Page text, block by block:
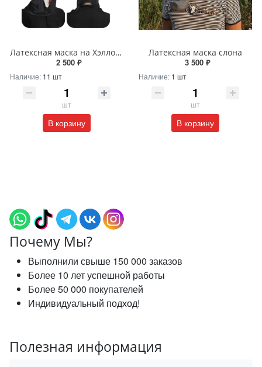
Латексная маска на Хэллоуин «Крик-наркоман»
2 500 ₽
Наличие: 11 шт
шт
В корзину
Латексная маска слона
3 500 ₽
Наличие: 1 шт
шт
В корзину
Почему Мы?
Выполнили свыше 150 000 заказов
Более 10 лет успешной работы
Более 50 000 покупателей
Индивидуальный подход!
Полезная информация